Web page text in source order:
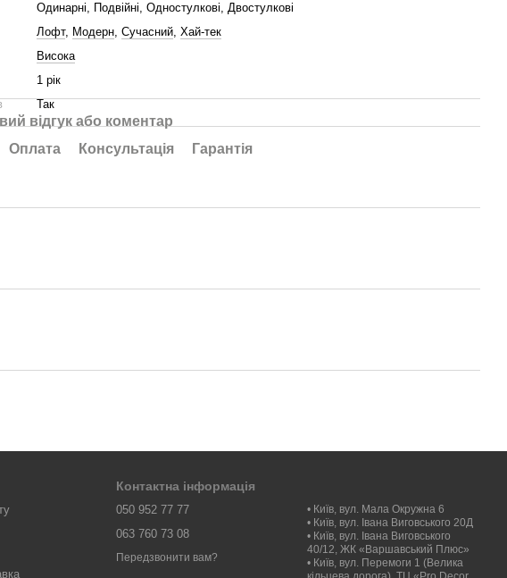
Одинарні, Подвійні, Одностулкові, Двостулкові
Лофт, Модерн, Сучасний, Хай-тек
Висока
1 рік
Так
відгук або коментар
Оплата Консультація Гарантія
Контактна інформація
050 952 77 77
063 760 73 08
Передзвонити вам?
• Київ, вул. Мала Окружна 6
• Київ, вул. Івана Виговського 20Д
• Київ, вул. Івана Виговського
40/12, ЖК «Варшавський Плюс»
• Київ, вул. Перемоги 1 (Велика